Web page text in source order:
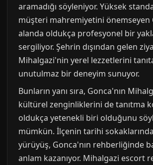
aramadığı söyleniyor. Yüksek
müşteri mahremiyetini önemseyen
alanda oldukça profesyonel bir
sergiliyor. Şehrin dışından gelen
Mihalgazi'nin yerel lezzetlerini
unutulmaz bir deneyim sunuyor.
Bunların yanı sıra, Gonca'nın
kültürel zenginliklerini de tanıtma
oldukça yetenekli biri olduğunu
mümkün. İlçenin tarihi
yürüyüş, Gonca'nın rehberliğinde
anlam kazanıyor. Mihalgazi escort